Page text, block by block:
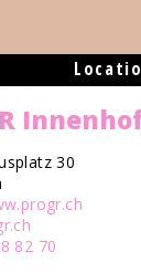
30
82 70